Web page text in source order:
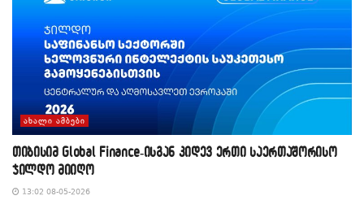
ᲐᲮᲐᲚᲘ ᲐᲛᲑᲔᲑᲘ
თიბისიმ Global Finance-ისგან კიდევ ერთი საერთაშორისო
ჯილდო მიიღო
13:02 08-05-2026